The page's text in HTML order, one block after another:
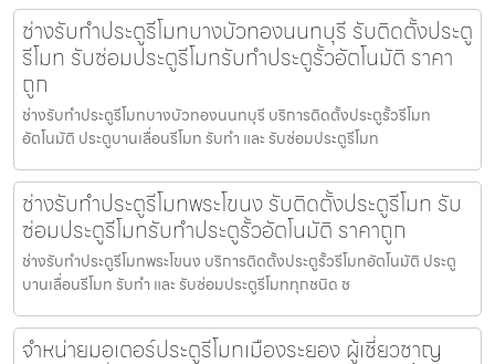
ช่างรับทำประตูรีโมทบางบัวทองนนทบุรี รับติดตั้งประตู
รีโมท รับซ่อมประตูรีโมทรับทำประตูรั้วอัตโนมัติ ราคา
ถูก
ช่างรับทำประตูรีโมทบางบัวทองนนทบุรี บริการติดตั้งประตูรั้วรีโมท
อัตโนมัติ ประตูบานเลื่อนรีโมท รับทำ และ รับซ่อมประตูรีโมท
ช่างรับทำประตูรีโมทพระโขนง รับติดตั้งประตูรีโมท รับ
ซ่อมประตูรีโมทรับทำประตูรั้วอัตโนมัติ ราคาถูก
ช่างรับทำประตูรีโมทพระโขนง บริการติดตั้งประตูรั้วรีโมทอัตโนมัติ ประตู
บานเลื่อนรีโมท รับทำ และ รับซ่อมประตูรีโมททุกชนิด ช
จำหน่ายมอเตอร์ประตูรีโมทเมืองระยอง ผู้เชี่ยวชาญ